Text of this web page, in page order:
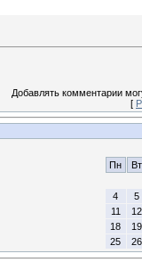
Добавлять комментарии
[
Пн Вт
4
5
11
12
18
19
25
26